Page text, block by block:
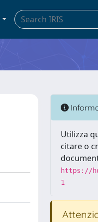
Utilizza
citare o
https://
1